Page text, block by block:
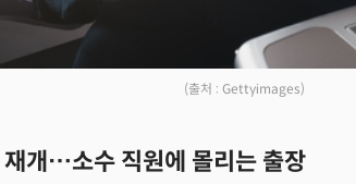
(출처 : Gettyimages)
재개…소수 직원에 몰리는 출장